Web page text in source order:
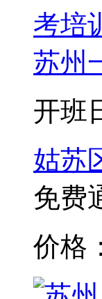
苏州
开班
姑苏
免费
价格